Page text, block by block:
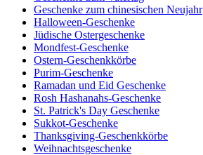
Geschenke zum chinesischen Neujahr
Halloween-Geschenke
Jüdische Ostergeschenke
Mondfest-Geschenke
Ostern-Geschenkkörbe
Purim-Geschenke
Ramadan und Eid Geschenke
Rosh Hashanahs-Geschenke
St. Patrick's Day Geschenke
Sukkot-Geschenke
Thanksgiving-Geschenkkörbe
Weihnachtsgeschenke